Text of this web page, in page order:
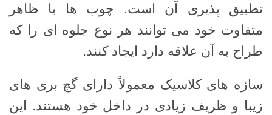
تطبیق پذیری آن است. چوب ها با ظاهر
متفاوت خود می توانند هر نوع جلوه ای را که
طراح به آن علاقه دارد ایجاد کنند.
سازه های کلاسیک معمولاً دارای گچ بری های
زیبا و ظریف زیادی در داخل خود هستند. این